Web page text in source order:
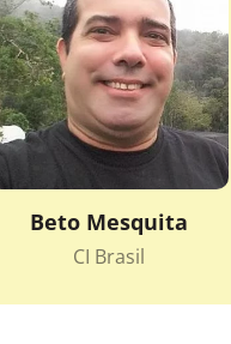
Beto Mesquita
CI Brasil